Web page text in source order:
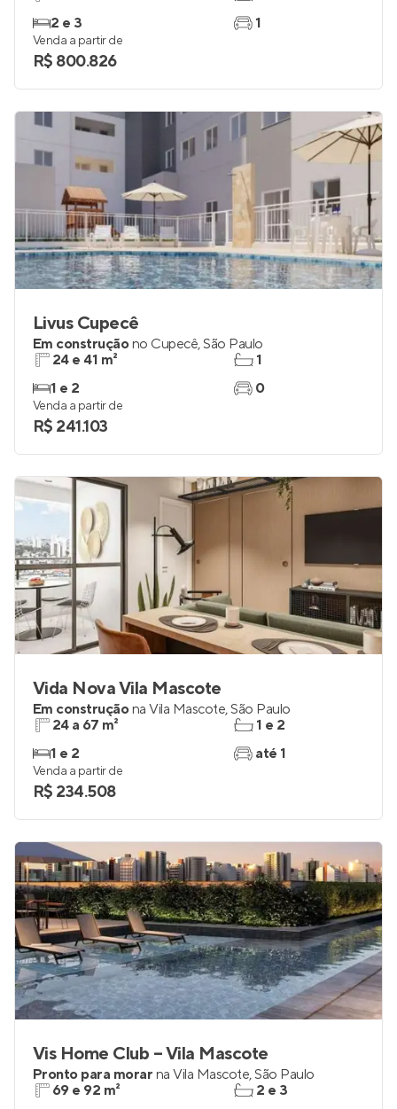
2 e 3
1
Venda a partir de
R$ 800.826
Livus Cupecê
Em construçãono Cupecê,São Paulo
24 e 41 m²
1 e 2
1
0
Venda a partir de
R$ 241.103
Vida Nova Vila Mascote
Em construçãona Vila Mascote,São Paulo
24 a 67 m²
1 e 2
1 e 2
até 1
Venda a partir de
R$ 234.508
Vis Home Club – Vila Mascote
Pronto para morar na Vila Mascote,São Paulo
69 e 92 m²
2 e 3